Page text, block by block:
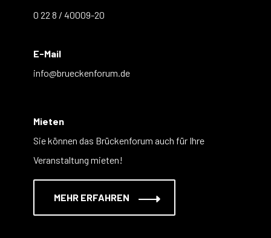
0 22 8 / 40009-20
E-Mail
info@brueckenforum.de
Mieten
Sie können das Brückenforum auch für Ihre
Veranstaltung mieten!
MEHR ERFAHREN